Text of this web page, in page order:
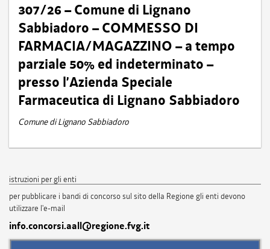
307/26 – Comune di Lignano
Sabbiadoro – COMMESSO DI
FARMACIA/MAGAZZINO – a tempo
parziale 50% ed indeterminato –
presso l’Azienda Speciale
Farmaceutica di Lignano Sabbiadoro
Comune di Lignano Sabbiadoro
istruzioni per gli enti
per pubblicare i bandi di concorso sul sito della Regione gli enti devono
utilizzare l'e-mail
info.concorsi.aall@regione.fvg.it